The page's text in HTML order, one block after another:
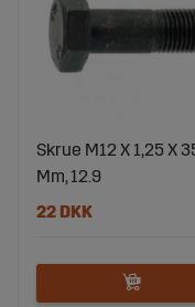
Skrue M12 X 1,25 X
Mm, 12.9
22 DKK